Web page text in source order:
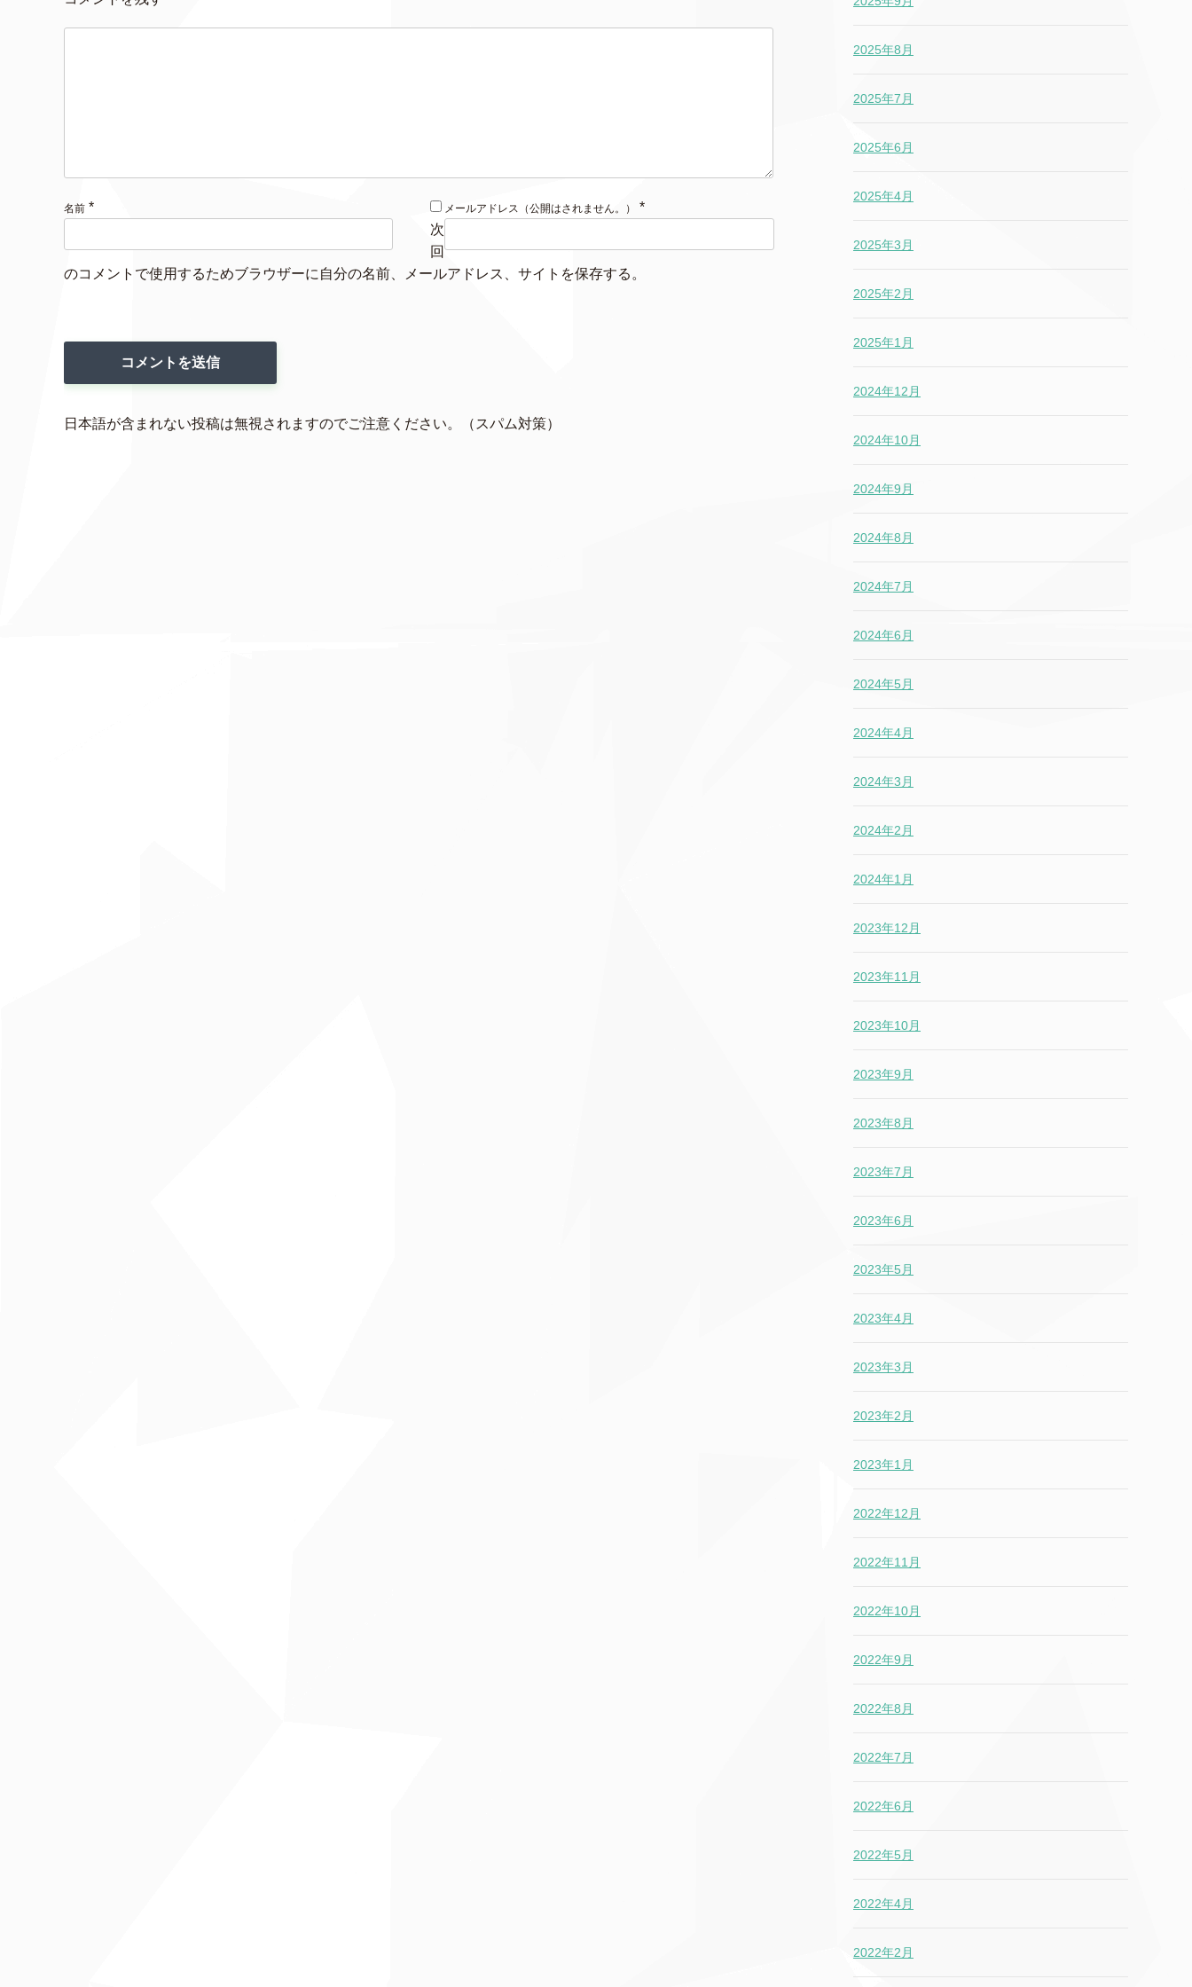
名前 * メールアドレス（公開はされません。）
*
次
回
のコメントで使用するためブラウザーに自分の名前、メールアドレス、サイトを保存する。
日本語が含まれない投稿は無視されますのでご注意ください。（スパム対策）
2025年8月
2025年7月
2025年6月
2025年4月
2025年3月
2025年2月
2025年1月
2024年12月
2024年10月
2024年9月
2024年8月
2024年7月
2024年6月
2024年5月
2024年4月
2024年3月
2024年2月
2024年1月
2023年12月
2023年11月
2023年10月
2023年9月
2023年8月
2023年7月
2023年6月
2023年5月
2023年4月
2023年3月
2023年2月
2023年1月
2022年12月
2022年11月
2022年10月
2022年9月
2022年8月
2022年7月
2022年6月
2022年5月
2022年4月
2022年2月